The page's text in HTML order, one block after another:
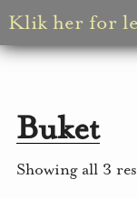
Klik her for
Buket
Showing all 3